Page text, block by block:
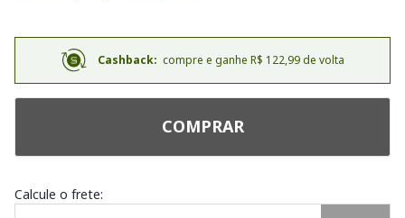
Cashback: compre e ganhe R$ 122,99 de volta
COMPRAR
Calcule o frete: